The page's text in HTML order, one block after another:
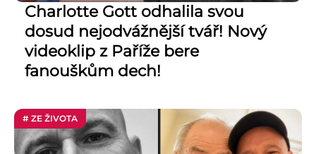
Charlotte Gott odhalila svou
dosud nejodvážnější tvář! Nový
videoklip z Paříže bere
fanouškům dech!
# ZE ŽIVOTA